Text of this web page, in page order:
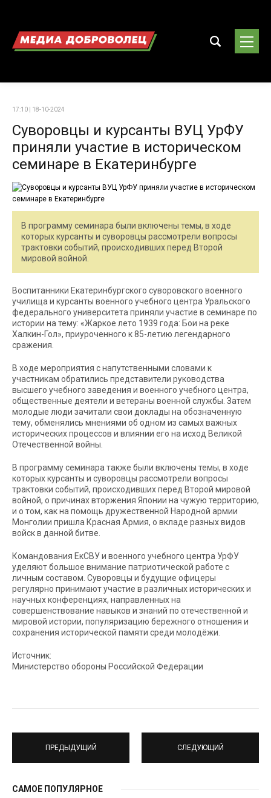
17:10 | 18-10-2024
Суворовцы и курсанты ВУЦ УрФУ
приняли участие в историческом
семинаре в Екатеринбурге
В программу семинара были включены темы, в ходе
которых курсанты и суворовцы рассмотрели вопросы
трактовки событий, происходивших перед Второй
мировой войной.
Воспитанники Екатеринбургского суворовского военного
училища и курсанты военного учебного центра Уральского
федерального университета приняли участие в семинаре по
истории на тему: «Жаркое лето 1939 года: Бои на реке
Халкин-Гол», приуроченного к 85-летию легендарного
сражения.
В ходе мероприятия с напутственными словами к
участникам обратились представители руководства
высшего учебного заведения и военного учебного центра,
общественные деятели и ветераны военной службы. Затем
молодые люди зачитали свои доклады на обозначенную
тему, обменялись мнениями об одном из самых важных
исторических процессов и влиянии его на исход Великой
Отечественной войны.
В программу семинара также были включены темы, в ходе
которых курсанты и суворовцы рассмотрели вопросы
трактовки событий, происходивших перед Второй мировой
войной, о причинах вторжения Японии на чужую территорию,
и о том, как на помощь дружественной Народной армии
Монголии пришла Красная Армия, о вкладе разных видов
войск в данной битве.
Командования ЕкСВУ и военного учебного центра УрФУ
уделяют большое внимание патриотической работе с
личным составом. Суворовцы и будущие офицеры
регулярно принимают участие в различных исторических и
научных конференциях, направленных на
совершенствование навыков и знаний по отечественной и
мировой истории, популяризацию бережного отношения и
сохранения исторической памяти среди молодёжи.
Источник:
Министерство обороны Российской Федерации
ПРЕДЫДУЩИЙ СЛЕДУЮЩИЙ
САМОЕ ПОПУЛЯРНОЕ